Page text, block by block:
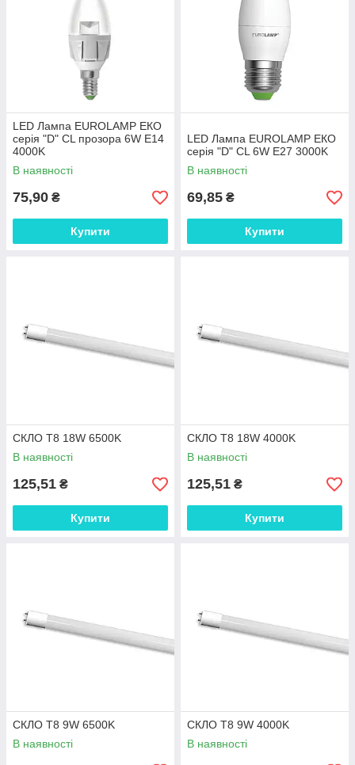
LED Лампа EUROLAMP ЕКО
серія "D" CL прозора 6W E14
4000K
В наявності
75,90 ₴
Купити
LED Лампа EUROLAMP ЕКО
серія "D" CL 6W E27 3000K
В наявності
69,85 ₴
Купити
СКЛО T8 18W 6500K
В наявності
125,51 ₴
Купити
СКЛО T8 18W 4000K
В наявності
125,51 ₴
Купити
СКЛО T8 9W 6500K
В наявності
СКЛО T8 9W 4000K
В наявності